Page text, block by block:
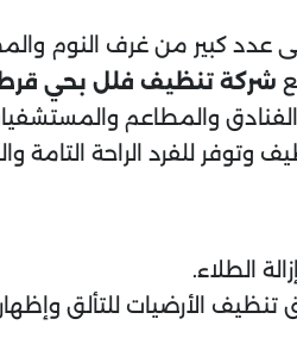
عدد كبير من غرف النوم
شركة تنظيف فلل بحي
والمطاعم
وتوفر للفرد الراحة التامة
الطلاء.
تنظيف الأرضيات للتألق